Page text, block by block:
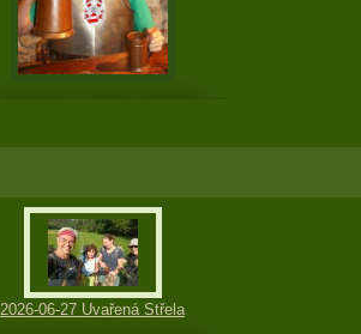
2026-06-27 Uvařená Střela